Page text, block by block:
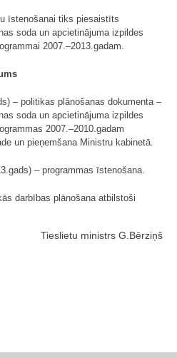
īstenošanai tiks piesaistīts
soda un apcietinājuma izpildes
2007.–2013.gadam.
– politikas plānošanas dokumenta –
soda un apcietinājuma izpildes
2007.–2010.gadam
un pieņemšana Ministru kabinetā.
– programmas īstenošana.
darbības plānošana atbilstoši
Tieslietu ministrs G.Bērziņš